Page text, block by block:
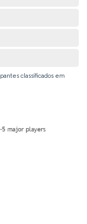
classificados em